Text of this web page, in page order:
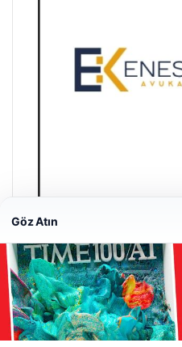
Enes Kaplan Avukatlık
Nisan 28, 2026
Web sitemizi nasıl
Göz Atın